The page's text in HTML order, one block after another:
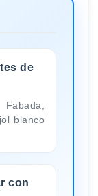
de
blanco
con